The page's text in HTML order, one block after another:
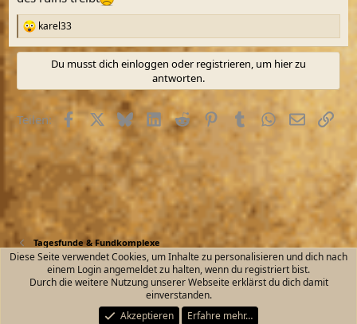
R
e
a
i
n
karel33
Du musst dich einloggen oder registrieren, um hier zu
antworten.
Teilen: FacebookX (Twitter)
BlueskyLinkedIn
Reddit PinterestTumblrWhatsApp
E-MailLink
Tagesfunde & Fundkomplexe
Kontakt Nutzungsbedingungen
Datenschutz
Start
R
S
Community platform by XenForo® © 2010-2026 XenForo Ltd.
Diese Seite verwendet Cookies, um Inhalte zu personalisieren und dich nach
einem Login angemeldet zu halten, wenn du registriert bist.
Durch die weitere Nutzung unserer Webseite erklärst du dich damit
einverstanden.
Akzeptieren
Erfahre mehr…